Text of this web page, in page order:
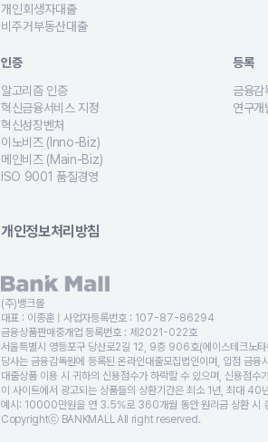
직장인, 프리랜서, 사업자, 무직자 등 유형별 신용대출
개인회생자대출
개인회생 인가 후 변제금을 상환 중인 경우, 개인회생
비주거부동산대출
인증
알고리즘 인증
담보대출·전세대출·대환대출·신용대출·사업자대출
혁신금융서비스 지정
금융위원회로부터 대출비교 서비스 및 관련 기술을
혁신성장벤처
금융 기술 기반의 성장 가능성과 혁신성을 인정받은 핀
이노비즈 (Inno-Biz)
기술 혁신형 기업 인증으로, 뱅크몰이 보유한 금융 알
메인비즈 (Main-Biz)
경영 혁신형 중소기업 인증을 통해, 뱅크몰의 서비스
ISO 9001 품질경영
등록
금융감
금융
연구개
AI 대
개인정보처리방침
(주)뱅크몰
대표 : 이종훈 | 사업자등록번호 : 107-87-86294
금융상품판매중개업 등록번호 : 제2021-022호
서울특별시 영등포구 당산로2길 12, 9층 906호(에이스테크노타
당사는 금융감독원에 등록된 온라인대출모집법인이며, 입점 금
대출상품 이용 시 귀하의 신용점수가 하락할 수 있으며, 신용점수
이 사이트에서 광고되는 상품들의 상환기간은 최소 1년, 최대
예시: 10000만원을 연 3.5%로 360개월 동안 원리금 상환 시
Copyrightⓒ BANKMALL All right reserved.